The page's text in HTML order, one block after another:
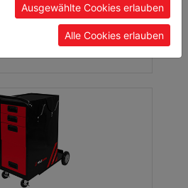
Ausgewählte Cookies erlauben
Alle Cookies erlauben